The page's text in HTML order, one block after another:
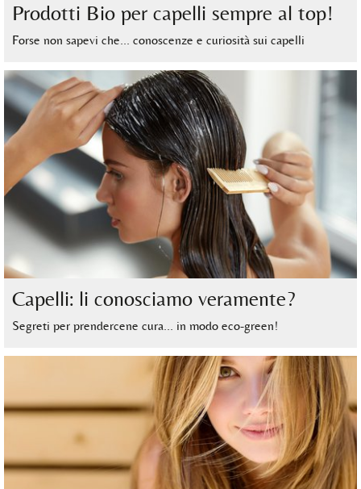
Prodotti Bio per capelli sempre al top!
Forse non sapevi che… conoscenze e curiosità sui capelli
Capelli: li conosciamo veramente?
Segreti per prendercene cura… in modo eco-green!